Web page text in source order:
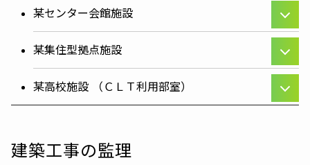
某センター会館施設
某集住型拠点施設
某高校施設 （ＣＬＴ利用部室）
建築工事の監理